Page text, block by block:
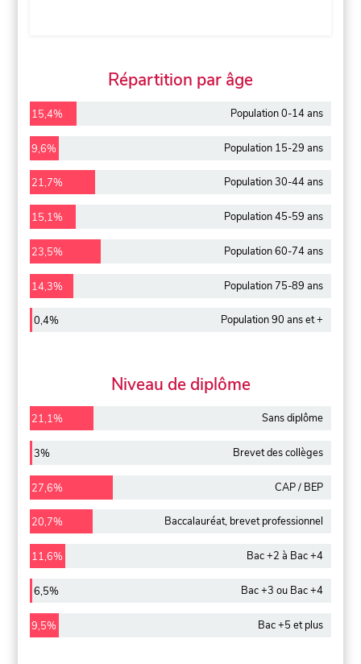
Répartition par âge
15,4% Population 0-14 ans
9,6% Population 15-29 ans
21,7% Population 30-44 ans
15,1% Population 45-59 ans
23,5% Population 60-74 ans
14,3% Population 75-89 ans
0,4% Population 90 ans et +
Niveau de diplôme
21,1% Sans diplôme
3% Brevet des collèges
27,6% CAP / BEP
20,7% Baccalauréat, brevet professionnel
11,6% Bac +2 à Bac +4
6,5% Bac +3 ou Bac +4
9,5% Bac +5 et plus